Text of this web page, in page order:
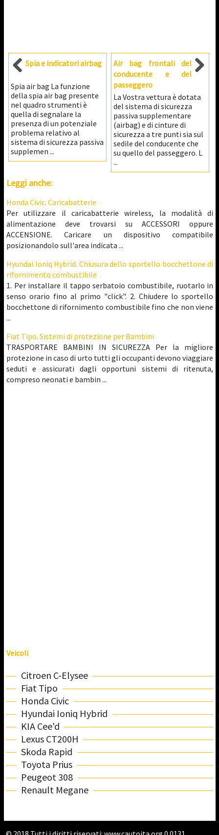
Spia e indicatori airbag
Spia air bag La funzione
della spia air bag presente
nel quadro strumenti è
quella di segnalare la
presenza di un potenziale
problema relativo al
sistema di sicurezza passiva
supplemen ...
Air bag frontali del
conducente e del
passeggero
La Vostra vettura è dotata
del sistema di sicurezza
passiva supplementare
(airbag) e di cinture di
sicurezza a tre punti sia sul
sedile del conducente che
su quello del passeggero. L
...
Leggi anche:
Honda Civic. Caricabatterie
Per utilizzare il caricabatterie wireless, la modalità di
alimentazione deve trovarsi su ACCESSORI oppure
ACCENSIONE. Caricare un dispositivo compatibile
posizionandolo sull'area indicata ...
Hyundai Ioniq Hybrid. Chiusura dello sportello bocchettone di
rifornimento combustibile
1. Per installare il tappo serbatoio combustibile, ruotarlo in
senso orario fino al primo "click". 2. Chiudere lo sportello
bocchettone di rifornimento combustibile fino che non viene
...
Fiat Tipo. Sistemi di protezione per Bambini
TRASPORTARE BAMBINI IN SICUREZZA Per la migliore
protezione in caso di urto tutti gli occupanti devono viaggiare
seduti e assicurati dagli opportuni sistemi di ritenuta,
compreso neonati e bambin ...
Veicoli
Citroen C-Elysee
Fiat Tipo
Honda Civic
Hyundai Ioniq Hybrid
KIA Cee'd
Lexus CT200H
Skoda Rapid
Toyota Prius
Peugeot 308
Renault Megane